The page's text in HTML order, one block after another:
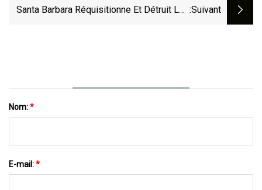
En Vin
Santa Barbara Réquisitionne Et Détruit Les :suivant
Nom:*
E-mail:*